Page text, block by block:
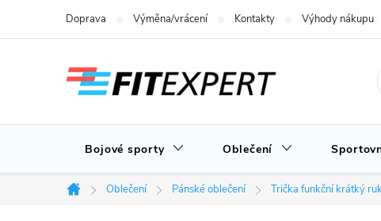
Doprava Výměna/vrácení Kontakty Výhody nákupu u
Bojové sporty Oblečení
Domů
Oblečení Pánské oblečení Trička funkční krátký